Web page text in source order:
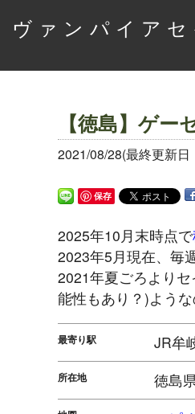
ヴァンパイア
【徳島】ゲー
2021/08/28(最終更新
保存
2025年10月末時点で
2023年5月現在、毎
2021年夏ごろより
能性もあり？)よう
最寄り駅 JR牟
所在地 徳島